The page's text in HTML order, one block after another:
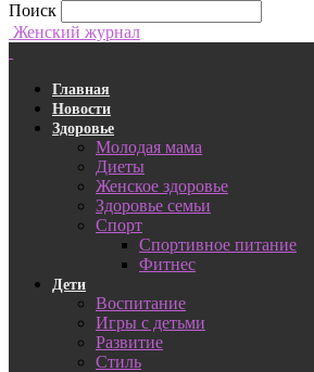
Поиск
Женский журнал
Главная
Новости
Здоровье
Молодая мама
Диеты
Женское здоровье
Здоровье семьи
Спорт
Спортивное питание
Фитнес
Дети
Воспитание
Игры с детьми
Развитие
Стиль